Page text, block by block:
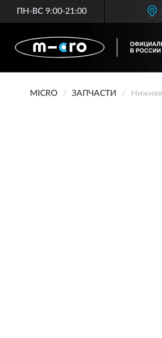
ПН-ВС 9:00-21:00
MICRO ЗАПЧАСТИ Нижняя